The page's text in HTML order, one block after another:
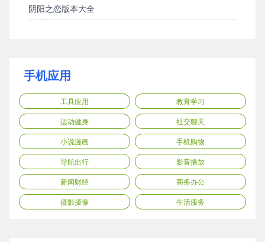
阴阳之恋版本大全
手机应用
工具应用 教育学习
运动健身 社交聊天
小说漫画 手机购物
导航出行 影音播放
新闻财经 商务办公
摄影摄像 生活服务